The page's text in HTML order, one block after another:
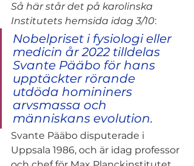
Så här står det på karolinska
Institutets hemsida idag 3/10:
Nobelpriset i fysiologi eller
medicin år 2022 tilldelas
Svante Pääbo för hans
upptäckter rörande
utdöda homininers
arvsmassa och
människans evolution.
Svante Pääbo disputerade i
Uppsala 1986, och är idag professor